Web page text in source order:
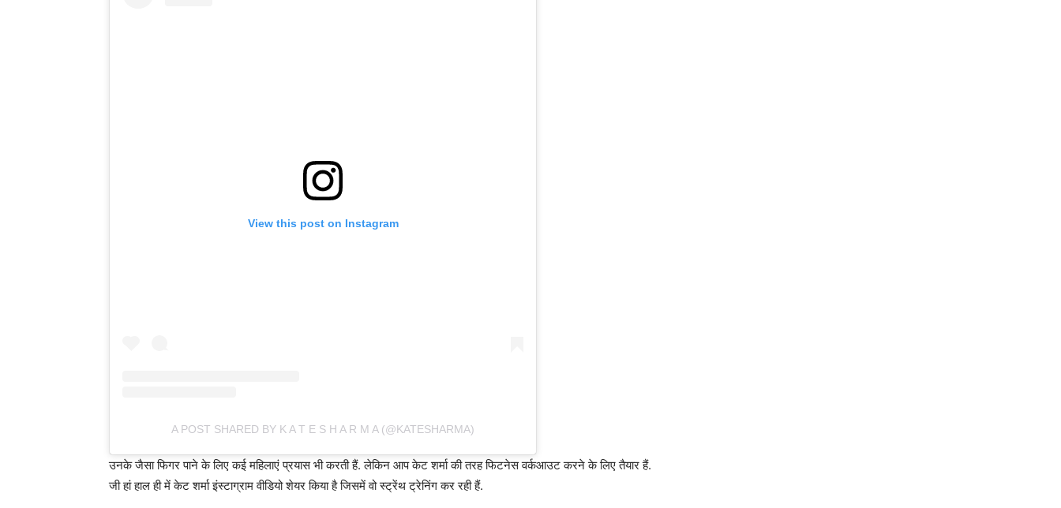
View this post on Instagram
A POST SHARED BY K A T E S H A R M A (@KATESHARMA)
उनके जैसा फिगर पाने के लिए कई महिलाएं प्रयास भी करती हैं. लेकिन आप केट शर्मा की तरह फिटनेस वर्कआउट करने के लिए तैयार हैं.
जी हां हाल ही में केट शर्मा इंस्टाग्राम वीडियो शेयर किया है जिसमें वो स्ट्रेंथ ट्रेनिंग कर रही हैं.